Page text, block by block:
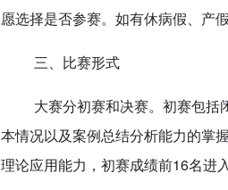
愿选择是否参赛。如有休病假、产
三、比赛形式
大赛分初赛和决赛。初赛包
本情况以及案例总结分析能力的掌
理论应用能力，初赛成绩前16名进入